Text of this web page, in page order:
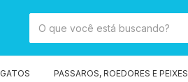
GATOS PASSAROS, ROEDORES E PEIXES